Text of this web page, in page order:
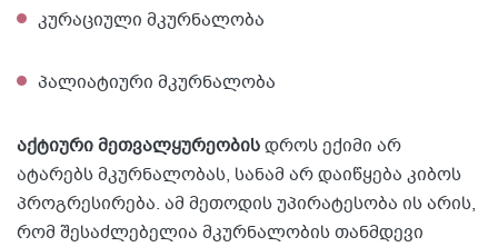
კურაციული მკურნალობა
პალიატიური მკურნალობა
აქტიური მეთვალყურეობისდროს ექიმი არ
ატარებს მკურნალობას, სანამ არ დაიწყება კიბოს
პროგრესირება. ამ მეთოდის უპირატესობა ის არის,
რომ შესაძლებელია მკურნალობის თანმდევი